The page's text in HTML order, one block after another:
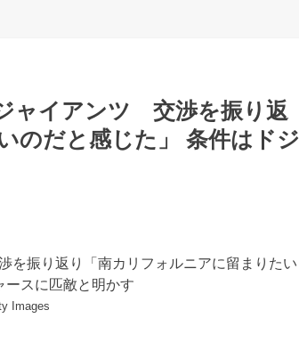
ャイアンツ 交渉を振り返
のだと感じた」 条件はドジ
Images